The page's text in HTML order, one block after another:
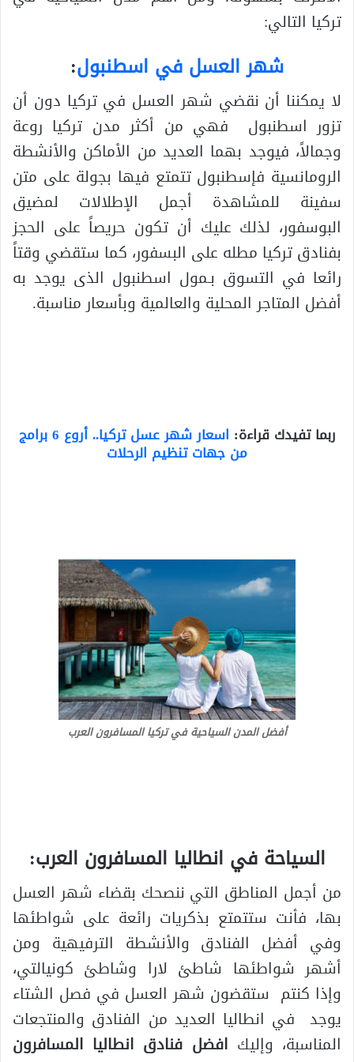
تركيا التالي:
شهر العسل في اسطنبول:
لا يمكننا أن نقضي شهر العسل في تركيا دون أن
تزور اسطنبول فهي من أكثر مدن تركيا روعة
وجمالاً، فيوجد بهما العديد من الأماكن والأنشطة
الرومانسية فإسطنبول تتمتع فيها بجولة على متن
سفينة للمشاهدة أجمل الإطلالات لمضيق
البوسفور، لذلك عليك أن تكون حريصاً على الحجز
بفنادق تركيا مطله على البسفور، كما ستقضي وقتاً
رائعا في التسوق بـمول اسطنبول الذى يوجد به
أفضل المتاجر المحلية والعالمية وبأسعار مناسبة.
ربما تفيدك قراءة: اسعار شهر عسل تركيا.. أروع 6 برامج
من جهات تنظيم الرحلات
أفضل المدن السياحية في تركيا المسافرون العرب
السياحة في انطاليا المسافرون العرب:
من أجمل المناطق التي ننصحك بقضاء شهر العسل
بها، فأنت ستتمتع بذكريات رائعة على شواطئها
وفي أفضل الفنادق والأنشطة الترفيهية ومن
أشهر شواطئها شاطئ لارا وشاطئ كونيالتي،
وإذا كنتم ستقضون شهر العسل في فصل الشتاء
يوجد في انطاليا العديد من الفنادق والمنتجعات
المناسبة، وإليك افضل فنادق انطاليا المسافرون